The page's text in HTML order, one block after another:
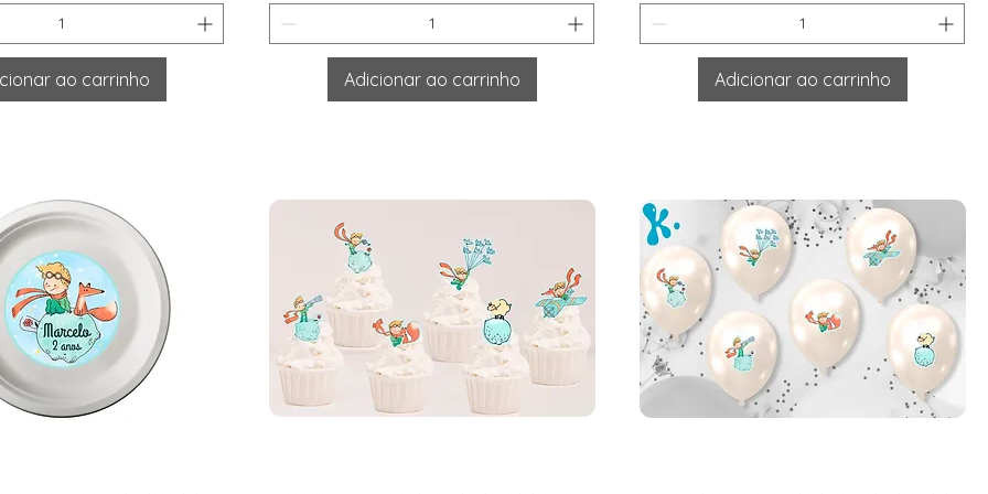
ao carrinho Adicionar ao carrinho Adicionar ao carrinho